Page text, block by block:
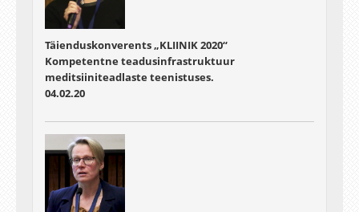
Täienduskonverents „KLIINIK 2020“
Kompetentne teadusinfrastruktuur
meditsiiniteadlaste teenistuses.
04.02.20